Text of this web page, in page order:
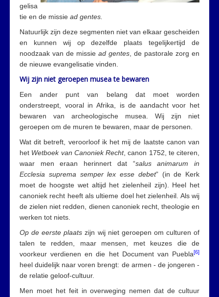
gelisa
tie en de missie ad gentes.
Natuurlijk zijn deze segmenten niet van elkaar gescheiden
en kunnen wij op dezelfde plaats tegelijkertijd de
noodzaak van de missie ad gentes, de pastorale zorg en
de nieuwe evangelisatie vinden.
Wij zijn niet geroepen musea te bewaren
Een ander punt van belang dat moet worden
onderstreept, vooral in Afrika, is de aandacht voor het
bewaren van archeologische musea. Wij zijn niet
geroepen om de muren te bewaren, maar de personen.
Wat dit betreft, veroorloof ik het mij de laatste canon van
het Wetboek van Canoniek Recht, canon 1752, te citeren,
waar men eraan herinnert dat “salus animarum in
Ecclesia suprema semper lex esse debet” (in de Kerk
moet de hoogste wet altijd het zielenheil zijn). Heel het
canoniek recht heeft als ultieme doel het zielenheil. Als wij
de zielen niet redden, dienen canoniek recht, theologie en
werken tot niets.
Op de eerste plaats zijn wij niet geroepen om culturen of
talen te redden, maar mensen, met keuzes die de
voorkeur verdienen en die het Document van Puebla[6]
heel duidelijk naar voren brengt: de armen - de jongeren -
de relatie geloof-cultuur.
Men moet het feit in overweging nemen dat de cultuur